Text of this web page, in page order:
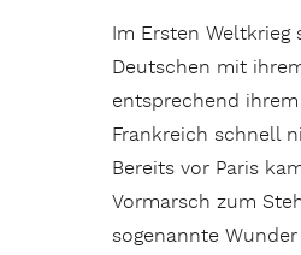
Im Ersten Weltkrieg
Deutschen mit
entsprechend
Frankreich schnell
Bereits vor Paris
Vormarsch zum
sogenannte